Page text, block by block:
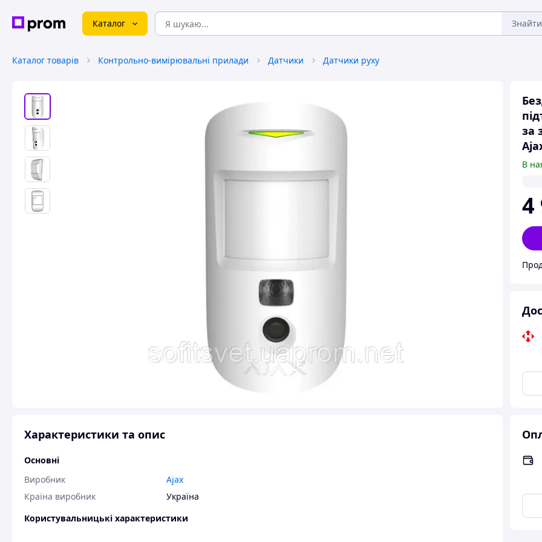
Каталог Знайти
Каталог товарів Контрольно-вимірювальні прилади Датчики Датчики руху
за
В
4
Характеристики та опис
Основні
Виробник
Ajax
Країна виробник
Україна
Користувальницькі характеристики